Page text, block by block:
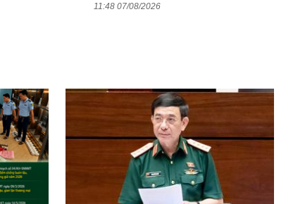
11:48 07/08/2026